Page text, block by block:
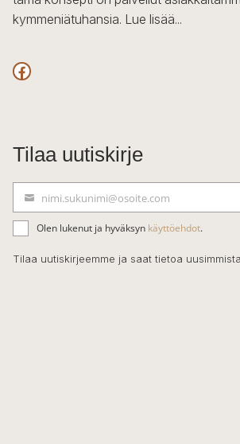
kymmeniätuhansia. Lue lisää...
Facebook
Tilaa uutiskirje
ä
h
k
nimi.sukunimi@osoite.com
Olen lukenut ja hyväksyn käyttöehdot.
Tilaa uutiskirjeemme ja saat tietoa